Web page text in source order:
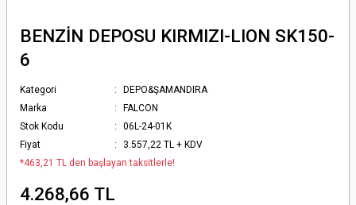
BENZİN DEPOSU KIRMIZI-LION SK150-
6
Kategori
DEPO&ŞAMANDIRA
Marka
FALCON
Stok Kodu
06L-24-01K
Fiyat
3.557,22 TL + KDV
*463,21 TL den başlayan taksitlerle!
4.268,66 TL